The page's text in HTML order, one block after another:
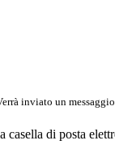
inviato un
casella di posta